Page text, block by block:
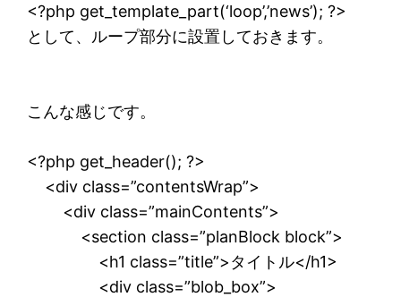
<?php get_template_part(‘loop’,’news’); ?>
として、ループ部分に設置しておきます。
こんな感じです。
<?php get_header(); ?>
<div class=”contentsWrap”>
<div class=”mainContents”>
<section class=”planBlock block”>
<h1 class=”title”>タイトル</h1>
<div class=”blob_box”>